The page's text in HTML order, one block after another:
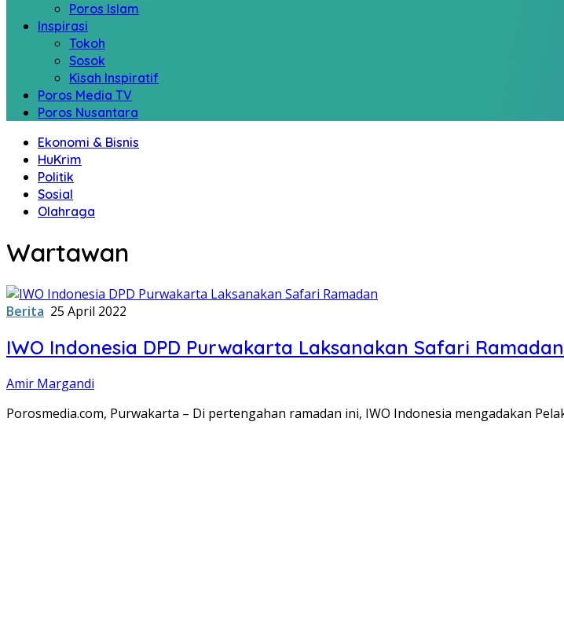
Poros Islam
Inspirasi
Tokoh
Sosok
Kisah Inspiratif
Poros Media TV
Poros Nusantara
Ekonomi & Bisnis
HuKrim
Politik
Sosial
Olahraga
Wartawan
Berita 25 April 2022
IWO Indonesia DPD Purwakarta Laksanakan Safari Ramadan
Amir Margandi
Porosmedia.com, Purwakarta – Di pertengahan ramadan ini, IWO Indonesia mengadakan